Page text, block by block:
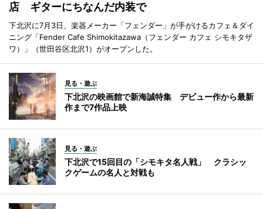
店 ギターにちなんだ内装で
下北沢に7月3日、楽器メーカー「フェンダー」が手がけるカフェ＆ダイ
ニング「Fender Cafe Shimokitazawa（フェンダー カフェ シモキタザ
ワ）」（世田谷区北沢1）がオープンした。
見る・遊ぶ
下北沢の映画館で新海誠特集 デビュー作から最新
作まで7作品上映
見る・遊ぶ
下北沢で15回目の「シモキタ名人戦」 クラシッ
クゲームの名人と対戦も